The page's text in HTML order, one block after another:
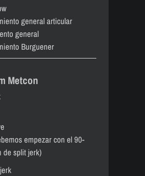
general articular
general
Burguener
Metcon
empezar con el 90-
de split jerk)